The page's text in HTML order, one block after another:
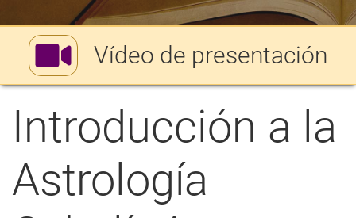
Vídeo de presentación
Introducción a la
Astrología